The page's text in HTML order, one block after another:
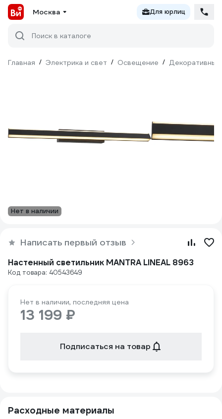
Москва Для юрлиц
Поиск в каталоге
Главная / Электрика и свет / Освещение / Декоративный
Нет в наличии
Написать первый отзыв
Настенный светильник MANTRA LINEAL 8963
Код товара: 40543649
Нет в наличии, последняя цена
13 199 ₽
Подписаться на товар
Расходные материалы